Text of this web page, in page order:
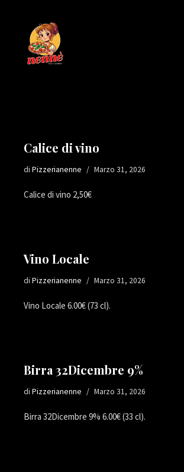
contenuto
Calice di vino
di Pizzerianenne Marzo 31, 2026
Calice di vino 2,50€
Vino Locale
di Pizzerianenne Marzo 31, 2026
Vino Locale 6.00€ (73 cl).
Birra 32Dicembre 9%
di Pizzerianenne Marzo 31, 2026
Birra 32Dicembre 9% 6.00€ (33 cl).